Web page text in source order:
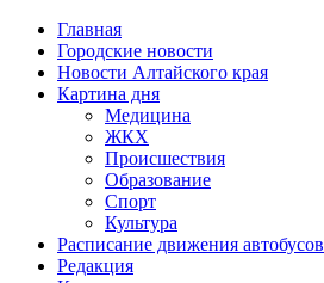
Главная
Городские новости
Новости Алтайского края
Картина дня
Медицина
ЖКХ
Происшествия
Образование
Спорт
Культура
Расписание движения автобусов
Редакция